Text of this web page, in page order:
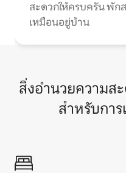
สะดวกให้ครบครัน พัก
เหมือนอยู่บ้าน
สิ่งอำนวยความส
สำหรับการ